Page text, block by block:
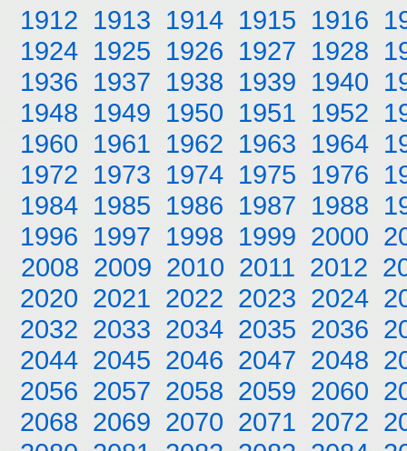
1912 1913 1914 1915 1916
1924 1925 1926 1927 1928
1936 1937 1938 1939 1940
1948 1949 1950 1951 1952
1960 1961 1962 1963 1964
1972 1973 1974 1975 1976
1984 1985 1986 1987 1988
1996 1997 1998 1999 2000
2008 2009 2010 2011 2012
2020 2021 2022 2023 2024
2032 2033 2034 2035 2036
2044 2045 2046 2047 2048
2056 2057 2058 2059 2060
2068 2069 2070 2071 2072